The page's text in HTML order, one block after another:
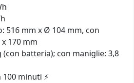
516 mm x Ø 104 mm, con
170 mm
(con batteria); con maniglie: 3,8
100 minuti ⚡